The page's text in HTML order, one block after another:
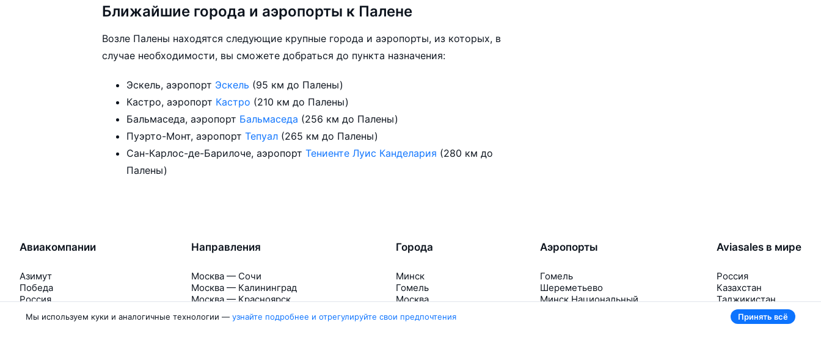
Ближайшие города и аэропорты к Палене
Возле Палены находятся следующие крупные города и аэропорты, из которых, в
случае необходимости, вы сможете добраться до пункта назначения:
Эскель, аэропорт Эскель (95 км до Палены)
Кастро, аэропорт Кастро (210 км до Палены)
Бальмаседа, аэропорт Бальмаседа (256 км до Палены)
Пуэрто-Монт, аэропортТепуал (265 км до Палены)
Сан-Карлос-де-Барилоче, аэропортТениенте Луис Канделария (280 км до
Палены)
Авиакомпании
Азимут
Победа
Россия
Belavia
Направления
Москва — Сочи
Москва — Калининград
Москва — Красноярск
Москва — Санкт-Петербург
Города
Минск
Гомель
Москва
Маврикий
Аэропорты
Гомель
Шереметьево
Минск Национальный
Aviasales в мире
Россия
Казахстан
Таджикистан
Узбекистан
Кыргызстан
Мы используем куки и аналогичные технологии — узнайте подробнее и отрегулируйте свои предпочтения Принять всё